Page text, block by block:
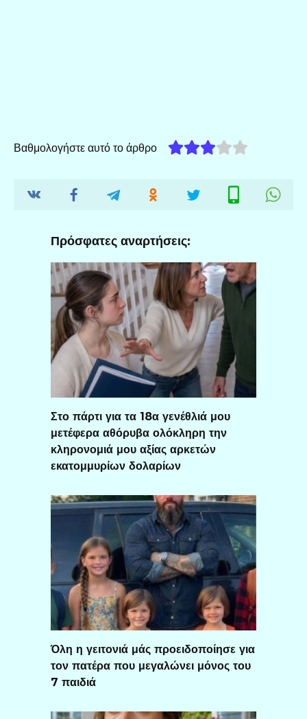
Βαθμολογήστε αυτό το άρθρο
Πρόσφατες αναρτήσεις:
Στο πάρτι για τα 18α γενέθλιά μου
μετέφερα αθόρυβα ολόκληρη την
κληρονομιά μου αξίας αρκετών
εκατομμυρίων δολαρίων
Όλη η γειτονιά μάς προειδοποίησε για
τον πατέρα που μεγαλώνει μόνος του
7 παιδιά